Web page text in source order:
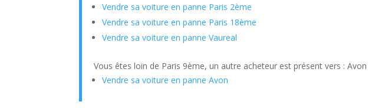
Vendre sa voiture en panne Paris 2ème
Vendre sa voiture en panne Paris 18ème
Vendre sa voiture en panne Vaureal
Vous êtes loin de Paris 9ème, un autre acheteur est présent vers : Avon
Vendre sa voiture en panne Avon